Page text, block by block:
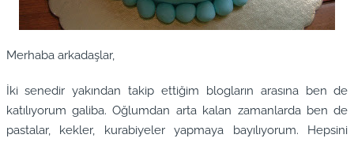
Merhaba arkadaşlar,
İki senedir yakından takip ettiğim blogların arasına ben de
katılıyorum galiba. Oğlumdan arta kalan zamanlarda ben de
pastalar, kekler, kurabiyeler yapmaya bayılıyorum. Hepsini